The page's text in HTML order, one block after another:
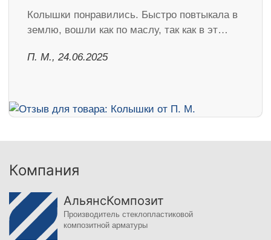
Колышки понравились. Быстро повтыкала в
землю, вошли как по маслу, так как в эт…
П. М., 24.06.2025
Компания
АльянсКомпозит
Производитель стеклопластиковой
композитной арматуры